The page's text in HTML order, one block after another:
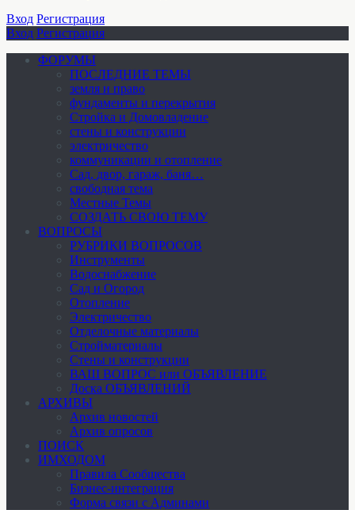
Вход Регистрация
Вход Регистрация
ФОРУМЫ
ПОСЛЕДНИЕ ТЕМЫ
земля и право
фундаменты и перекрытия
Стройка и Домовладение
стены и конструкции
электричество
коммуникации и отопление
Cад, двор, гараж, баня…
свободная тема
Местные Темы
СОЗДАТЬ СВОЮ ТЕМУ
ВОПРОСЫ
РУБРИКИ ВОПРОСОВ
Инструменты
Водоснабжение
Сад и Огород
Отопление
Электричество
Отделочные материалы
Стройматериалы
Стены и конструкции
ВАШ ВОПРОС или ОБЪЯВЛЕНИЕ
Доска ОБЪЯВЛЕНИЙ
АРХИВЫ
Архив новостей
Архив опросов
ПОИСК
ИМХОДОМ
Правила Сообщества
Бизнес-интеграция
Форма связи с Админами